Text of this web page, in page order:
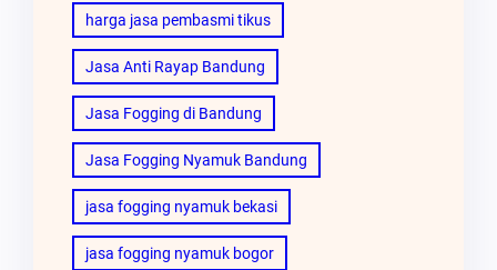
harga jasa pembasmi tikus
Jasa Anti Rayap Bandung
Jasa Fogging di Bandung
Jasa Fogging Nyamuk Bandung
jasa fogging nyamuk bekasi
jasa fogging nyamuk bogor